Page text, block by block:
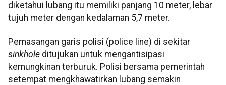
diketahui lubang itu memiliki panjang 10 meter, lebar
tujuh meter dengan kedalaman 5,7 meter.
Pemasangan garis polisi (police line) di sekitar
sinkhole ditujukan untuk mengantisipasi
kemungkinan terburuk. Polisi bersama pemerintah
setempat mengkhawatirkan lubang semakin